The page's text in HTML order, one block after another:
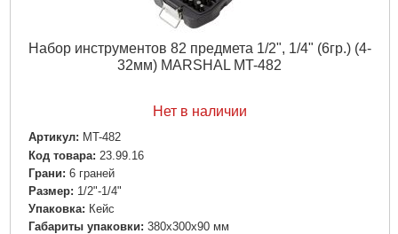
Набор инструментов 82 предмета 1/2", 1/4" (6гр.) (4-
32мм) MARSHAL MT-482
Нет в наличии
Артикул: MT-482
Код товара: 23.99.16
Грани: 6 граней
Размер: 1/2"-1/4"
Упаковка: Кейс
Габариты упаковки: 380x300x90 мм